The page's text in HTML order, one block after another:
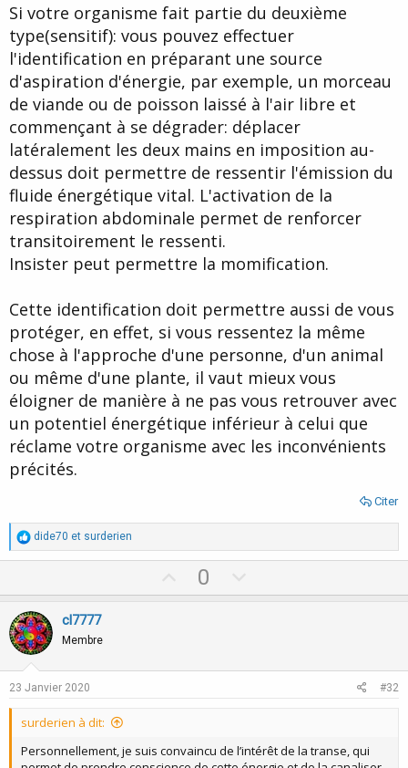
Si votre organisme fait partie du deuxième
type(sensitif): vous pouvez effectuer
l'identification en préparant une source
d'aspiration d'énergie, par exemple, un morceau
de viande ou de poisson laissé à l'air libre et
commençant à se dégrader: déplacer
latéralement les deux mains en imposition au-
dessus doit permettre de ressentir l'émission du
fluide énergétique vital. L'activation de la
respiration abdominale permet de renforcer
transitoirement le ressenti.
Insister peut permettre la momification.
Cette identification doit permettre aussi de vous
protéger, en effet, si vous ressentez la même
chose à l'approche d'une personne, d'un animal
ou même d'une plante, il vaut mieux vous
éloigner de manière à ne pas vous retrouver avec
un potentiel énergétique inférieur à celui que
réclame votre organisme avec les inconvénients
précités.
Citer
R
é
a
t
i
o
n
s
:
dide70 et surderien
p
t
0
o
v
cl7777
Membre
23 Janvier 2020 #32
surderien à dit:
Personnellement, je suis convaincu de l’intérêt de la transe, qui